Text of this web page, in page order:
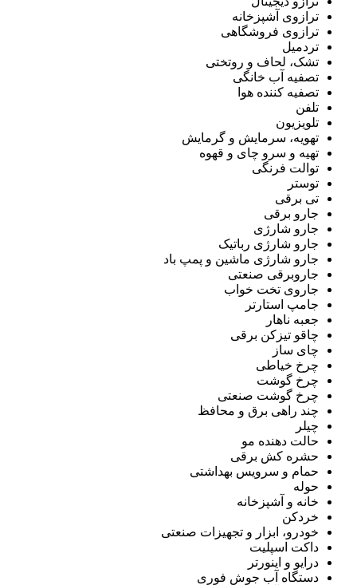
ترازوی آشپزخانه
ترازوی فروشگاهی
تردمیل
تشک، لحاف و روتختی
تصفیه آب خانگی
تصفیه کننده هوا
تلفن
تلویزیون
تهویه، سرمایش و گرمایش
تهیه و سرو چای و قهوه
توالت فرنگی
توستر
تی برقی
جارو برقی
جارو شارژی
جارو شارژی رباتیک
جارو شارژی ماشین و پمپ باد
جاروبرقی صنعتی
جاروی تخت خواب
جامپ استارتر
جعبه ناهار
چاقو تیزکن برقی
چای ساز
چرخ خیاطی
چرخ گوشت
چرخ گوشت صنعتی
چند راهی برق و محافظ
چیلر
حالت دهنده مو
حشره کش برقی
حمام و سرویس بهداشتی
حوله
خانه و آشپزخانه
خردکن
خودرو، ابزار و تجهیزات صنعتی
داکت اسپلیت
درایو و اینورتر
دستگاه آب جوش فوری